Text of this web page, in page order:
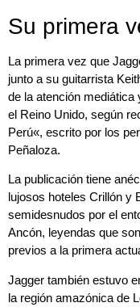
Su primera
La primera vez que
junto a su guitarrista
de la atención mediática
el Reino Unido, según
Perú«, escrito por los
Peñaloza.
La publicación tiene
lujosos hoteles Crillón y
semidesnudos por el
Ancón, leyendas que
previos a la primera
Jagger también estuvo
la región amazónica de